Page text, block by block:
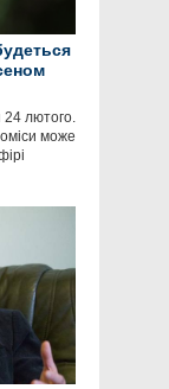
24 лютого.
може